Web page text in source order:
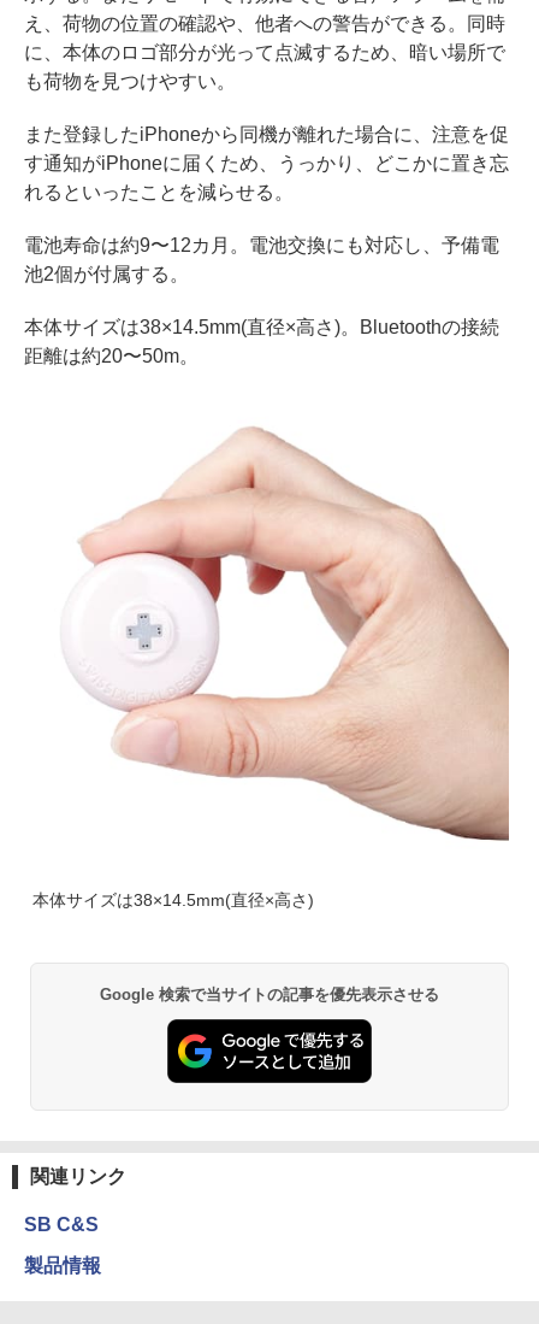
え、荷物の位置の確認や、他者への警告ができる。同時
に、本体のロゴ部分が光って点滅するため、暗い場所で
も荷物を見つけやすい。
また登録したiPhoneから同機が離れた場合に、注意を促
す通知がiPhoneに届くため、うっかり、どこかに置き忘
れるといったことを減らせる。
電池寿命は約9〜12カ月。電池交換にも対応し、予備電
池2個が付属する。
本体サイズは38×14.5mm(直径×高さ)。Bluetoothの接続
距離は約20〜50m。
本体サイズは38×14.5mm(直径×高さ)
Google 検索で当サイトの記事を優先表示させる
関連リンク
SB C&S
製品情報